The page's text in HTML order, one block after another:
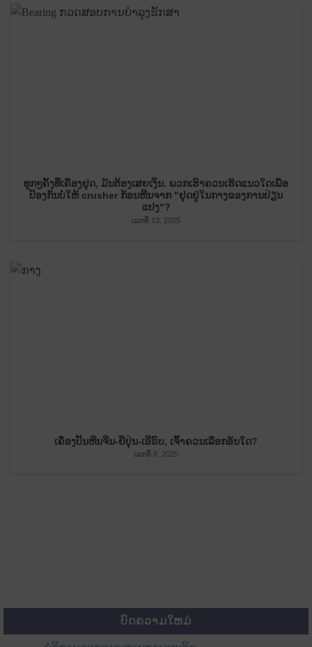
ທຸກໆຄັ້ງທີ່ເຄື່ອງຢຸດ, ມັນຕ້ອງເສຍເງິນ. ພວກ​ເຮົາ​ຄວນ​ເຮັດ​ແນວ​ໃດ​ເພື່ອ​
ປ້ອງ​ກັນ​ບໍ່​ໃຫ້ crusher ກ້ອນ​ຫີນ​ຈາກ "ຢຸດ​ຢູ່​ໃນ​ກາງ​ຂອງ​ການ​ປ່ຽນ​
ແປງ​"​?
ເລກທີ່ 13, 2025
ເຄື່ອງປັ້ນຫີນຈີນ-ຍີ່ປຸ່ນ-ເອີຣົບ, ເຈົ້າຄວນເລືອກອັນໃດ?
ເລກທີ່ 8, 2025
ບົດຄວາມໃຫມ່